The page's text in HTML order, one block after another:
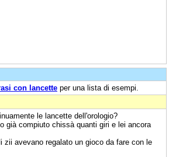
con lancette per una lista di esempi.
le lancette dell'orologio?
già compiuto chissà quanti giri e lei ancora
zii avevano regalato un gioco da fare con le